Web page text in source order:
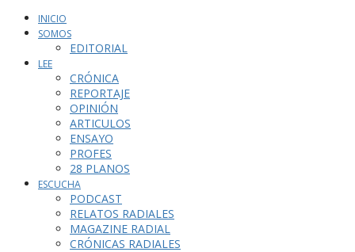
INICIO
SOMOS
EDITORIAL
LEE
CRÓNICA
REPORTAJE
OPINIÓN
ARTICULOS
ENSAYO
PROFES
28 PLANOS
ESCUCHA
PODCAST
RELATOS RADIALES
MAGAZINE RADIAL
CRÓNICAS RADIALES